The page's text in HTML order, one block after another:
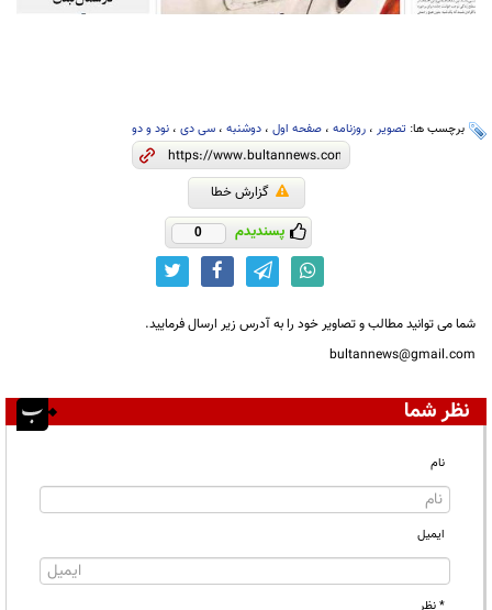
برچسب ها: تصویر ، روزنامه ، صفحه اول ، دوشنبه ، سی دی ، نود و دو
گزارش خطا
پسندیدم 0
شما می توانید مطالب و تصاویر خود را به آدرس زیر ارسال فرمایید.
bultannews@gmail.com
نظر شما
نام
ایمیل